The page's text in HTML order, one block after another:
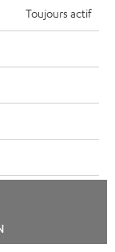
(Fevad) et à sa charte
chat
Toujours actif